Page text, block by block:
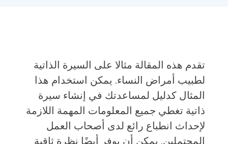
تقدم هذه المقالة مثالا على السيرة الذاتية
لطبيب أمراض النساء. يمكن استخدام هذا
المثال كدليل لمساعدتك في إنشاء سيرة
ذاتية تغطي جميع المعلومات المهمة اللازمة
لإحداث انطباع رائع لدى أصحاب العمل
المحتملين. يمكن أن يوفر أيضًا نظرة ثاقبة